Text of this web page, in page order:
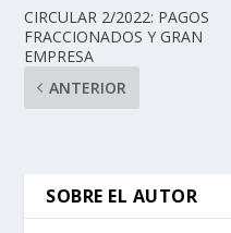
CIRCULAR 2/2022: PAGOS
FRACCIONADOS Y GRAN
EMPRESA
ANTERIOR
SOBRE EL AUTOR